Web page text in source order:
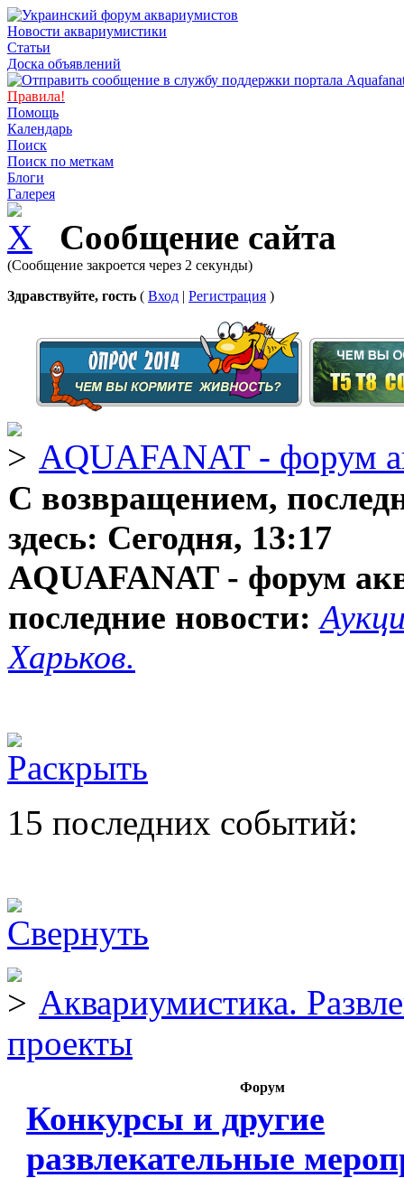
Новости аквариумистики
Статьи
Доска объявлений
Правила!
Помощь
Календарь
Поиск
Поиск по меткам
Блоги
Галерея
Сообщение сайта
(Сообщение закроется через 2 секунды)
Здравствуйте, гость ( Вход | Регистрация )
AQUAFANAT - форум
С возвращением,
здесь: Сегодня, 13:17
AQUAFANAT - форум
последние новости:
Харьков.
15 последних событий:
Аквариумистика.
проекты
Форум
Конкурсы и другие
развлекательные